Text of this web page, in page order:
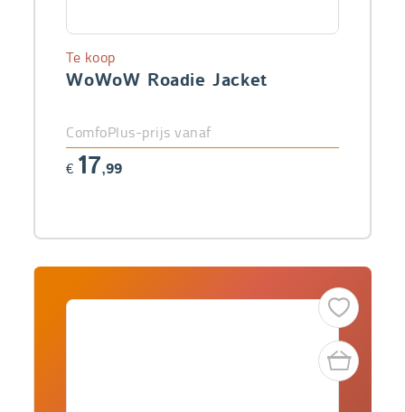
WoWoW Roadie Jacket
Te koop
ComfoPlus-prijs vanaf
€ 17,99